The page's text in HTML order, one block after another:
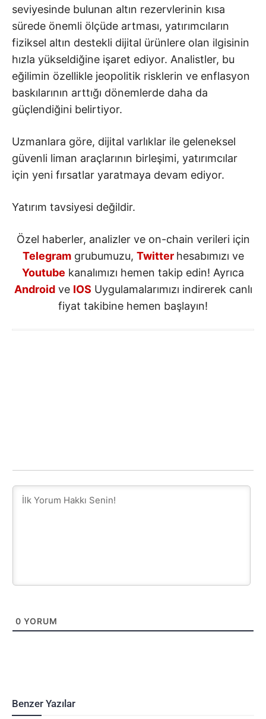
seviyesinde bulunan altın rezervlerinin kısa
sürede önemli ölçüde artması, yatırımcıların
fiziksel altın destekli dijital ürünlere olan ilgisinin
hızla yükseldiğine işaret ediyor. Analistler, bu
eğilimin özellikle jeopolitik risklerin ve enflasyon
baskılarının arttığı dönemlerde daha da
güçlendiğini belirtiyor.
Uzmanlara göre, dijital varlıklar ile geleneksel
güvenli liman araçlarının birleşimi, yatırımcılar
için yeni fırsatlar yaratmaya devam ediyor.
Yatırım tavsiyesi değildir.
Özel haberler, analizler ve on-chain verileri için
Telegramgrubumuzu, Twitter hesabımızı ve
Youtube kanalımızı hemen takip edin! Ayrıca
Androidve IOS Uygulamalarımızı indirerek canlı
fiyat takibine hemen başlayın!
0 YORUM
Benzer Yazılar